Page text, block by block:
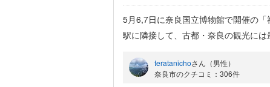
5月6,7日に奈良国立博物館で開催の
駅に隣接して、古都・奈良の観光に
んは三輪そうめんや茶粥など大変美味
teratanichoさん（男性）
奈良市のクチコミ：306件